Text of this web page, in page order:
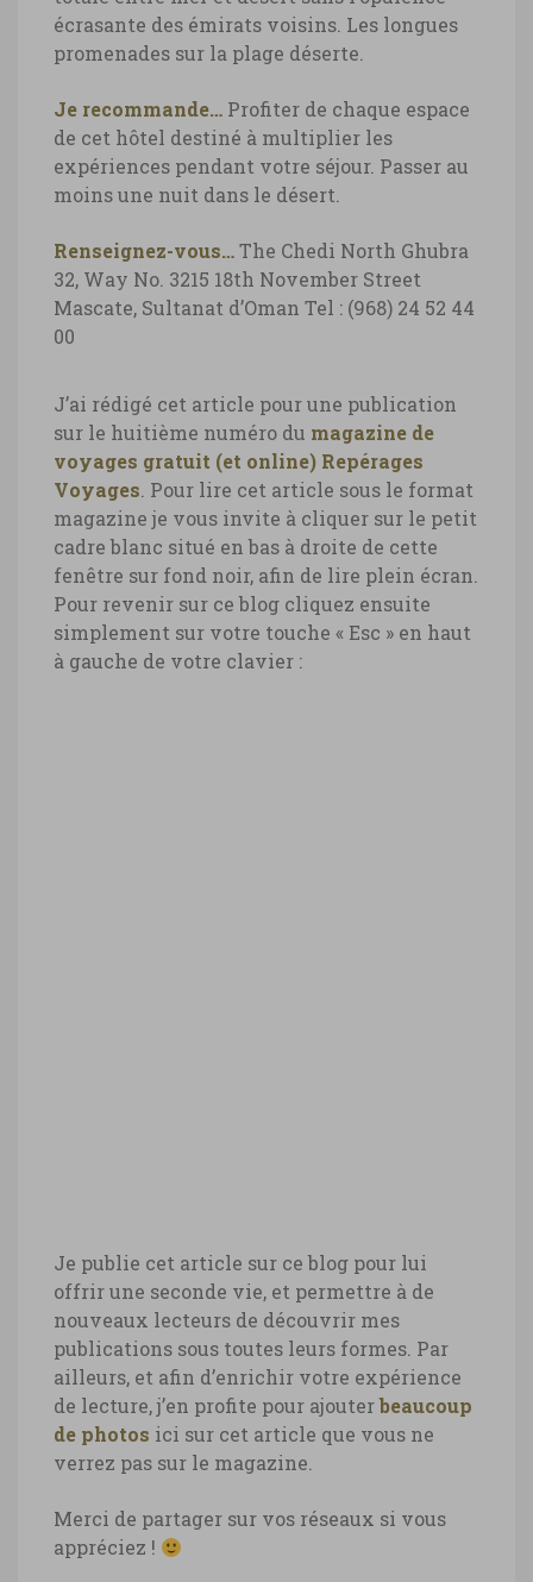
écrasante des émirats voisins. Les longues
promenades sur la plage déserte.
Je recommande… Profiter de chaque espace
de cet hôtel destiné à multiplier les
expériences pendant votre séjour. Passer au
moins une nuit dans le désert.
Renseignez-vous…The Chedi North Ghubra
32, Way No. 3215 18th November Street
Mascate, Sultanat d’Oman Tel : (968) 24 52 44
00
J’ai rédigé cet article pour une publication
sur le huitième numéro du magazine de
voyages gratuit (et online) Repérages
Voyages. Pour lire cet article sous le format
magazine je vous invite à cliquer sur le petit
cadre blanc situé en bas à droite de cette
fenêtre sur fond noir, afin de lire plein écran.
Pour revenir sur ce blog cliquez ensuite
simplement sur votre touche « Esc » en haut
à gauche de votre clavier :
Je publie cet article sur ce blog pour lui
offrir une seconde vie, et permettre à de
nouveaux lecteurs de découvrir mes
publications sous toutes leurs formes. Par
ailleurs, et afin d’enrichir votre expérience
de lecture, j’en profite pour ajouterbeaucoup
de photos ici sur cet article que vous ne
verrez pas sur le magazine.
Merci de partager sur vos réseaux si vous
appréciez !